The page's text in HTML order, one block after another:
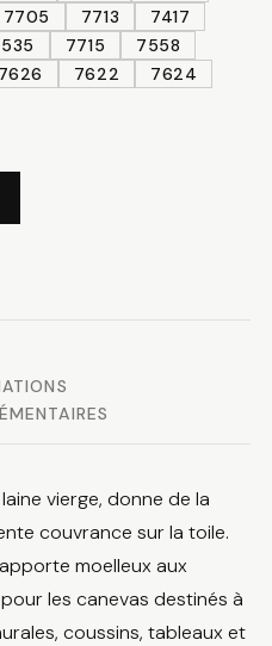
7705 7713
7417
7715
7558
7626 7622
7624
vierge, donne de la
couvrance sur la toile.
moelleux aux
les canevas destinés à
coussins, tableaux et